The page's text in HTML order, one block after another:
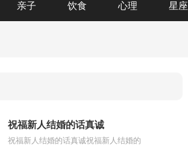
亲子 饮食 心理 星座
祝福新人结婚的话真诚
祝福新人结婚的话真诚祝福新人结婚的